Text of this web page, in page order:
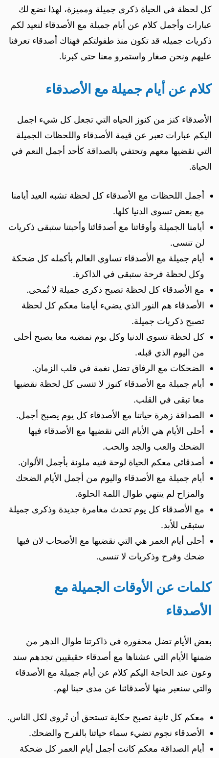
كل لحظة في الحياة ذكرى جميلة ومميزة، لهذا نضع لك
عبارات وأجمل كلام عن أيام جميلة مع الأصدقاء لنعيد لكم
ذكريات جميله قد تكون منذ طفولتكم فهناك أصدقاء تعرفنا
عليهم ونحن صغار واستمرو معنا حتى كبرنا.
كلام عن أيام جميلة مع الأصدقاء
الأصدقاء كنز من كنوز الحياه التي تجعل كل شيء اجمل
اليكم عبارات تعبر عن قيمة الأصدقاء واللحظات الجميلة
التي نقضيها معهم وتحتفي بالصداقة كأحد أجمل النعم في
الحياة.
أجمل اللحظات مع الأصدقاء كل لحظة تشبه العيد أيامنا
مع بعض تسوى الدنيا كلها.
أيامنا الجميلة وأوقاتنا مع أصدقائنا وأحبتنا ستبقى ذكريات
لن تنسى.
أيام جميلة مع الأصدقاء تساوي العالم بأكمله كل ضحكة
وكل لحظة فرحة ستبقى في الذاكرة.
مع الأصدقاء كل لحظة تصبح ذكرى جميلة لا تُمحى.
الأصدقاء هم النور الذي يضيء أيامنا معكم كل لحظة
تصبح ذكريات جميلة.
كل لحظة تسوى الدنيا وكل يوم نمضيه معا يصبح أحلى
من اليوم الذي قبله.
الضحكات مع الرفاق تضل نغمة في قلب الزمان.
أيام جميلة مع الأصدقاء كنوز لا تنسى كل لحظة نقضيها
معا تبقى في القلب.
الصداقة زهرة حياتنا مع الأصدقاء كل يوم يصبح أجمل.
أحلى الأيام هي الأيام التي نقضيها مع الأصدقاء فيها
الضحك والعب والجد والحب.
أصدقائي معكم الحياة لوحة فنيه ملونة بأجمل الألوان.
أيام جميلة مع الأصدقاء واليوم من أجمل الأيام الضحك
والمزاح لم ينتهي طوال اللمة الحلوة.
مع الأصدقاء كل يوم تحدث مغامرة جديدة وذكرى جميلة
ستبقى للأبد.
أحلى أيام العمر هي التي نقضيها مع الأصحاب لان فيها
ضحك وفرح وذكريات لا تنسى.
كلمات عن الأوقات الجميلة مع
الأصدقاء
بعض الأيام تضل محفوره في ذاكرتنا طوال الدهر من
ضمنها الأيام التي عشناها مع أصدقاء حقيقيين تجدهم سند
وعون عند الحاجة اليكم كلام عن أيام جميلة مع الأصدقاء
والتي سنعبر منها لأصدقائنا عن مدى حبنا لهم.
معكم كل ثانية تصبح حكاية تستحق أن تُروى لكل الناس.
الأصدقاء نجوم تضيء سماء حياتنا بالفرح والضحك.
أيام الصداقة معكم كانت أجمل أيام العمر كل ضحكة